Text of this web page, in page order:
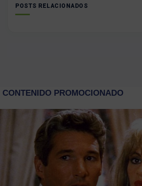
POSTS RELACIONADOS